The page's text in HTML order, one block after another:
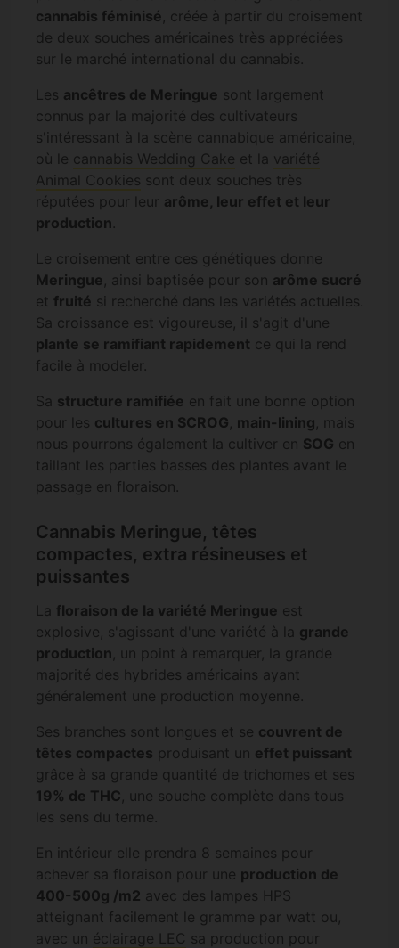
cannabis féminisé, créée à partir du croisement
de deux souches américaines très appréciées
sur le marché international du cannabis.
Les ancêtres de Meringue sont largement
connus par la majorité des cultivateurs
s'intéressant à la scène cannabique américaine,
où le cannabis Wedding Cake et la variété
Animal Cookies sont deux souches très
réputées pour leur arôme, leur effet et leur
production.
Le croisement entre ces génétiques donne
Meringue, ainsi baptisée pour son arôme sucré
et fruité si recherché dans les variétés actuelles.
Sa croissance est vigoureuse, il s'agit d'une
plante se ramifiant rapidement ce qui la rend
facile à modeler.
Sa structure ramifiée en fait une bonne option
pour les cultures en SCROG, main-lining, mais
nous pourrons également la cultiver en SOG en
taillant les parties basses des plantes avant le
passage en floraison.
Cannabis Meringue, têtes
compactes, extra résineuses et
puissantes
La floraison de la variété Meringue est
explosive, s'agissant d'une variété à la grande
production, un point à remarquer, la grande
majorité des hybrides américains ayant
généralement une production moyenne.
Ses branches sont longues et se couvrent de
têtes compactes produisant un effet puissant
grâce à sa grande quantité de trichomes et ses
19% de THC, une souche complète dans tous
les sens du terme.
En intérieur elle prendra 8 semaines pour
achever sa floraison pour une production de
400-500g /m2 avec des lampes HPS
atteignant facilement le gramme par watt ou,
avec un éclairage LEC sa production pour